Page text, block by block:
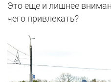
Это еще и лишнее
чего привлекать?